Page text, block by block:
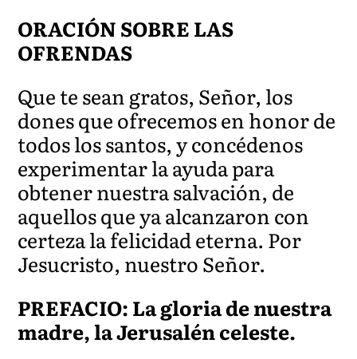
ORACIÓN SOBRE LAS
OFRENDAS
Que te sean gratos, Señor, los
dones que ofrecemos en honor de
todos los santos, y concédenos
experimentar la ayuda para
obtener nuestra salvación, de
aquellos que ya alcanzaron con
certeza la felicidad eterna. Por
Jesucristo, nuestro Señor.
PREFACIO:La gloria de nuestra
madre, la Jerusalén celeste.